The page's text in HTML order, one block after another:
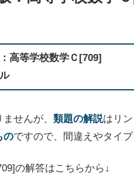
高等学校数学Ｃ[709]
せんが、 類題の解説はリ
のですので、間違えやタイ
の解答はこちらから↓